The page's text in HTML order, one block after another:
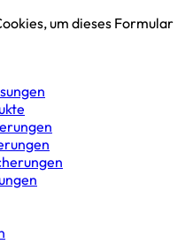
um dieses Formular